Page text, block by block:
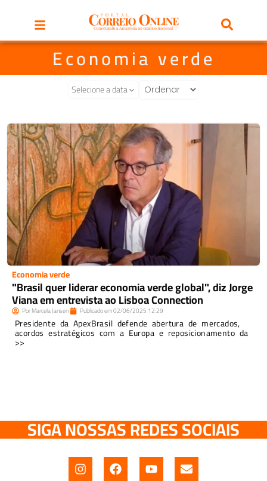
Economia verde
Selecione a data
Economia verde
"Brasil quer liderar economia verde global", diz Jorge
Viana em entrevista ao Lisboa Connection
PorMarcela Jansen Publicado em02/06/2025 12:29
Presidente da ApexBrasil defende abertura de mercados,
acordos estratégicos com a Europa e reposicionamento da
>>
SIGA NOSSAS REDES SOCIAIS